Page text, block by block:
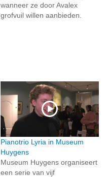
wanneer ze door Avalex
grofvuil willen aanbieden.
Pianotrio Lyria in Museum
Huygens
Museum Huygens organiseert
een serie van vijf